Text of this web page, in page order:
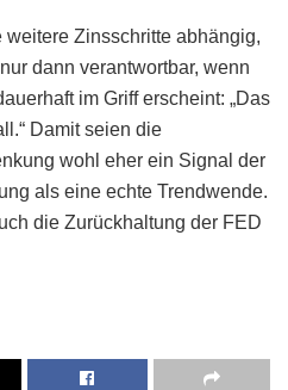
Zinsschritte abhängig,
dann verantwortbar, wenn
im Griff erscheint: „Das
Damit seien die
wohl eher ein Signal der
als eine echte Trendwende.
die Zurückhaltung der FED